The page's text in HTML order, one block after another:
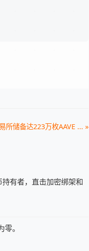
所储备达223万枚AAVE ... »
有者，直击加密绑架和
。